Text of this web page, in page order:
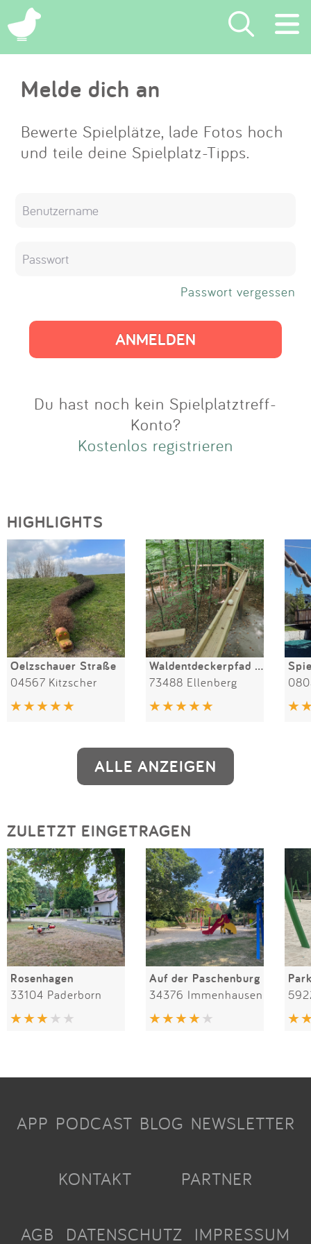
×
Suchen
Eintragen
App
Melde dich an
Bewerte Spielplätze, lade Fotos hoch
und teile deine Spielplatz-Tipps.
Passwort vergessen
Du hast noch kein Spielplatztreff-
Konto?
Kostenlos registrieren
HIGHLIGHTS
Oelzschauer Straße
04567 Kitzscher
Waldentdeckerpfad Schindersklinge
73488 Ellenberg
ALLE ANZEIGEN
ZULETZT EINGETRAGEN
Rosenhagen
33104 Paderborn
Auf der Paschenburg
34376 Immenhausen
APP PODCAST BLOG NEWSLETTER
KONTAKT PARTNER
AGB DATENSCHUTZ IMPRESSUM